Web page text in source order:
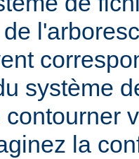
système
contourner
la